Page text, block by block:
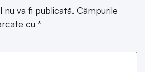
nu va fi publicată. Câmpurile
cu *